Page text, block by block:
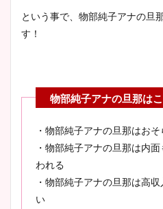
という事で、物部純子アナの旦
す！
・物部純子アナの旦那はお
・物部純子アナの旦那は内
われる
・物部純子アナの旦那は高
い